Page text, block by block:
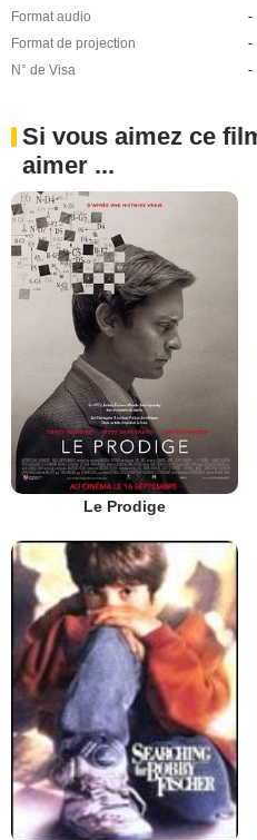
Format audio
-
Format de projection
-
N° de Visa
-
Si vous aimez ce
aimer ...
Le Prodige